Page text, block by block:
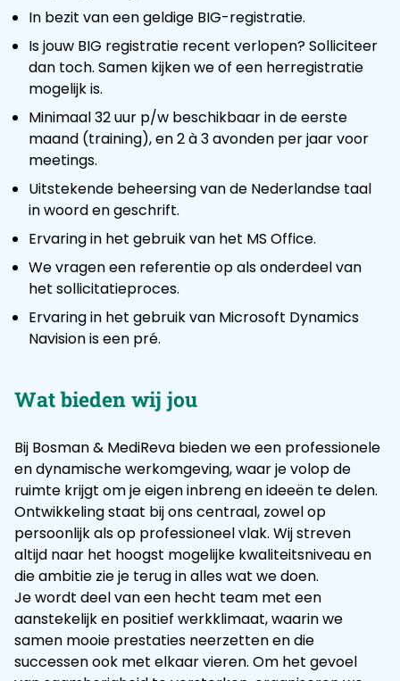
In bezit van een geldige BIG-registratie.
Is jouw BIG registratie recent verlopen? Solliciteer
dan toch. Samen kijken we of een herregistratie
mogelijk is.
Minimaal 32 uur p/w beschikbaar in de eerste
maand (training), en 2 à 3 avonden per jaar voor
meetings.
Uitstekende beheersing van de Nederlandse taal
in woord en geschrift.
Ervaring in het gebruik van het MS Office.
We vragen een referentie op als onderdeel van
het sollicitatieproces.
Ervaring in het gebruik van Microsoft Dynamics
Navision is een pré.
Wat bieden wij jou
Bij Bosman & MediReva bieden we een professionele
en dynamische werkomgeving, waar je volop de
ruimte krijgt om je eigen inbreng en ideeën te delen.
Ontwikkeling staat bij ons centraal, zowel op
persoonlijk als op professioneel vlak. Wij streven
altijd naar het hoogst mogelijke kwaliteitsniveau en
die ambitie zie je terug in alles wat we doen.
Je wordt deel van een hecht team met een
aanstekelijk en positief werkklimaat, waarin we
samen mooie prestaties neerzetten en die
successen ook met elkaar vieren. Om het gevoel